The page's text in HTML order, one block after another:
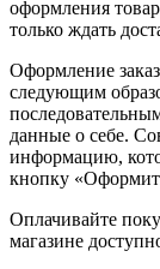
оформления
только ждать
Оформление
следующим
данные о себе.
информацию,
кнопку
Оплачивайте
магазине